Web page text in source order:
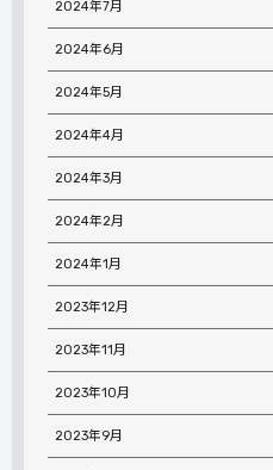
2024年7月
2024年6月
2024年5月
2024年4月
2024年3月
2024年2月
2024年1月
2023年12月
2023年11月
2023年10月
2023年9月